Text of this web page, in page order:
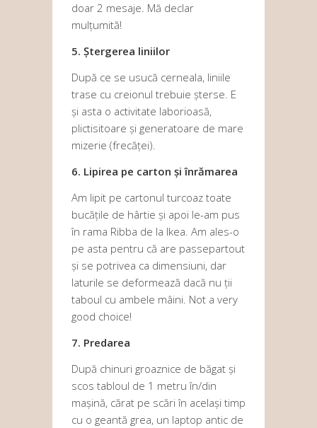
doar 2 mesaje. Mă declar
mulțumită!
5. Ștergerea liniilor
După ce se usucă cerneala, liniile
trase cu creionul trebuie șterse. E
și asta o activitate laborioasă,
plictisitoare și generatoare de mare
mizerie (frecăței).
6. Lipirea pe carton și înrămarea
Am lipit pe cartonul turcoaz toate
bucățile de hârtie și apoi le-am pus
în rama Ribba de la Ikea. Am ales-o
pe asta pentru că are passepartout
și se potrivea ca dimensiuni, dar
laturile se deformează dacă nu ții
taboul cu ambele mâini. Not a very
good choice!
7. Predarea
După chinuri groaznice de băgat și
scos tabloul de 1 metru în/din
mașină, cărat pe scări în același timp
cu o geantă grea, un laptop antic de